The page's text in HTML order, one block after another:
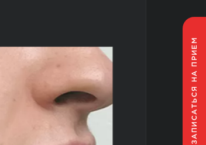
ЗАПИСАТЬСЯ
НА ПРИЕМ